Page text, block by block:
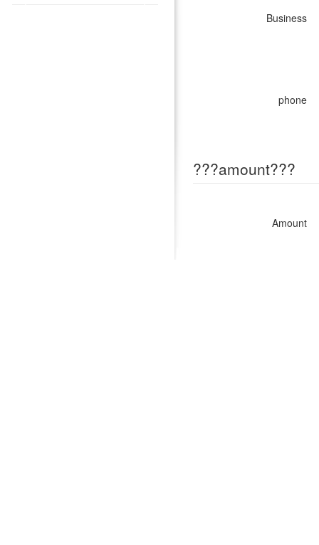
Business
phone
???amount???
Amount